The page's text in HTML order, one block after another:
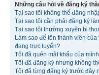
Những câu hỏi về đăng ký
Tại sao tôi không thể đăng
Tại sao tôi cần phải đăng ký
Tại sao tôi thường xuyên bị
Làm sao để tên thành viên
đang trực tuyến?
Tôi đã quên mật khẩu của
Tôi đã đăng ký nhưng không
Tôi đã từng đăng ký trước đây